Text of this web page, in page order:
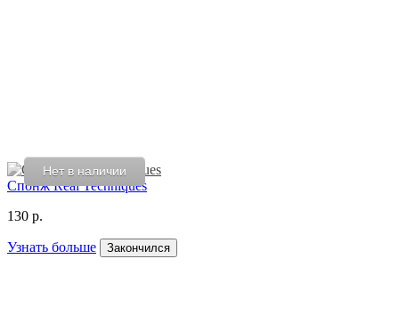
Нет в наличии
Спонж Real Techniques
130 р.
Узнать больше Закончился